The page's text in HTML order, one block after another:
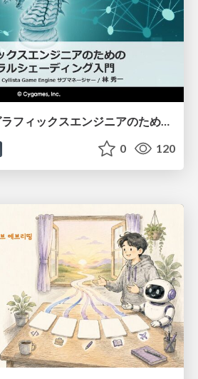
【CEDEC2026】グラフィックスエンジニアのためのニューラルシェーディング入門
0 120